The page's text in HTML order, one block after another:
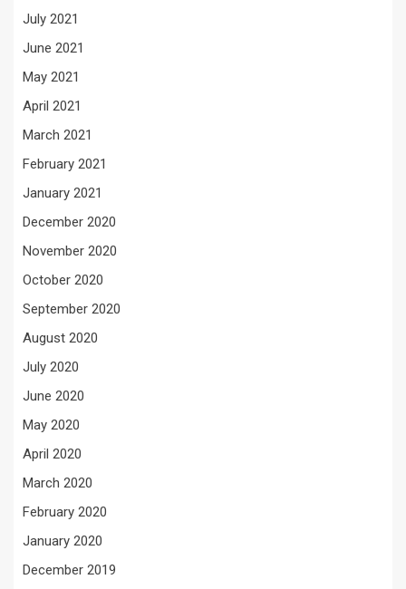
July 2021
June 2021
May 2021
April 2021
March 2021
February 2021
January 2021
December 2020
November 2020
October 2020
September 2020
August 2020
July 2020
June 2020
May 2020
April 2020
March 2020
February 2020
January 2020
December 2019